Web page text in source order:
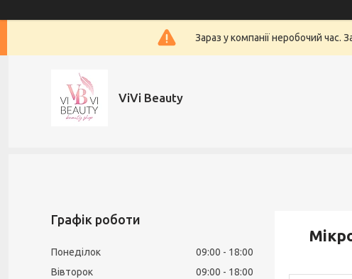
Зараз у компанії неробочий
ViVi Beauty
Графік роботи
Понеділок 09:00
18:00
Вівторок
09:00
18:00